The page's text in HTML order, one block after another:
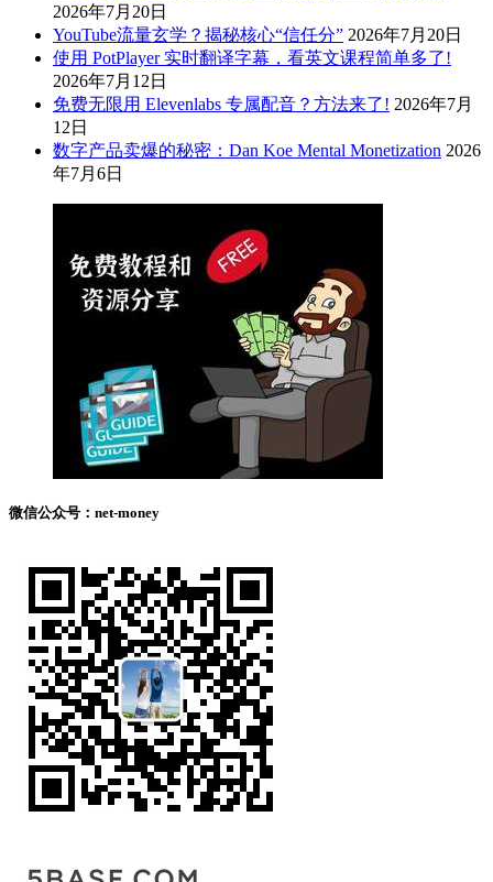
2026年7月20日
YouTube流量玄学？揭秘核心“信任分” 2026年7月20日
使用 PotPlayer 实时翻译字幕，看英文课程简单多了!
2026年7月12日
免费无限用 Elevenlabs 专属配音？方法来了! 2026年7月
12日
数字产品卖爆的秘密：Dan Koe Mental Monetization 2026
年7月6日
微信公众号：net-money